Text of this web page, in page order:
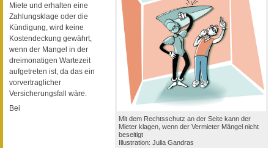
Mit dem Rechtsschutz an der Seite kann der
Mieter klagen, wenn der Vermieter Mängel nicht
beseitigt
Illustration: Julia Gandras
Miete und erhalten eine
Zahlungsklage oder die
Kündigung, wird keine
Kostendeckung gewährt,
wenn der Mangel in der
dreimonatigen Wartezeit
aufgetreten ist, da das ein
vorvertraglicher
Versicherungsfall wäre.
Bei